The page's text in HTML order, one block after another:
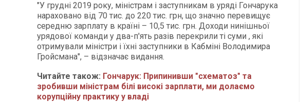
"У грудні 2019 року, міністрам і заступникам в уряді Гончарука
нараховано від 70 тис. до 220 тис. грн, що значно перевищує
середню зарплату в країні – 10,5 тис. грн. Доходи нинішньої
урядової команди у два-п'ять разів перекрили ті суми , які
отримували міністри і їхні заступники в Кабміні Володимира
Гройсмана", – відзначає видання.
Читайте також: Гончарук: Припинивши "схематоз" та
зробивши міністрам білі високі зарплати, ми долаємо
корупційну практику у владі